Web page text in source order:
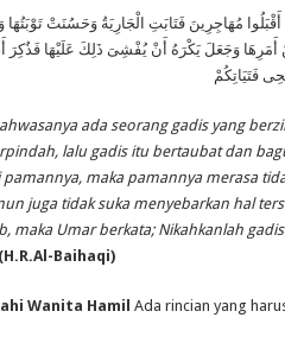
مُهَاجِرِينَ فَتَابَتِ الْجَارِيَةُ وَحَسُنَتْ تَوْبَتُهَا
وَجَعَلَ يَكْرَهُ أَنْ يُفْشِىَ ذَلِكَ عَلَيْهَا فَذُكِرَ
فَتَيَاتِكُمْ
ada seorang gadis yang
lalu gadis itu bertaubat dan
maka pamannya merasa
juga tidak suka menyebarkan hal
maka Umar berkata; Nikahkanlah
(H.R.Al-Baihaqi)
Wanita Hamil Ada rincian yang